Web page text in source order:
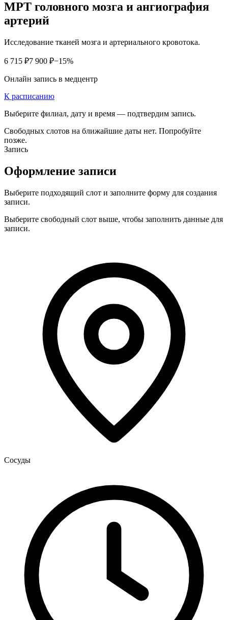
МРТ головного мозга и ангиография
артерий
Исследование тканей мозга и артериального кровотока.
6 715 ₽7 900 ₽−15%
Онлайн запись в медцентр
К расписанию
Выберите филиал, дату и время — подтвердим запись.
Свободных слотов на ближайшие даты нет. Попробуйте
позже.
Запись
Оформление записи
Выберите подходящий слот и заполните форму для создания
записи.
Выберите свободный слот выше, чтобы заполнить данные для
записи.
Сосуды